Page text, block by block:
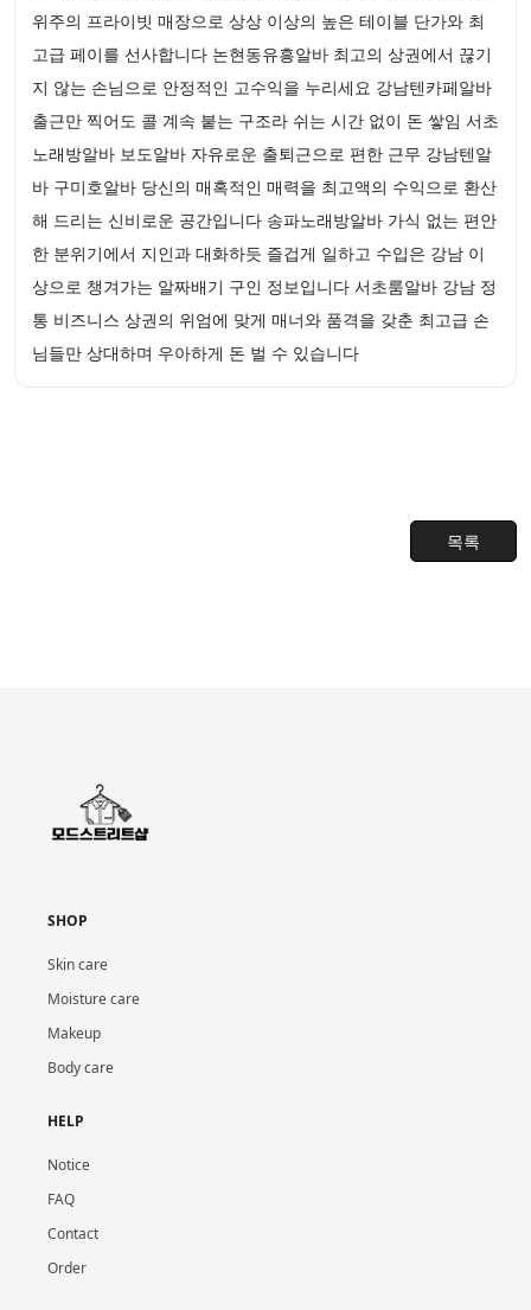
위주의 프라이빗 매장으로 상상 이상의 높은 테이블 단가와 최
고급 페이를 선사합니다 논현동유흥알바 최고의 상권에서 끊기
지 않는 손님으로 안정적인 고수익을 누리세요 강남텐카페알바
출근만 찍어도 콜 계속 붙는 구조라 쉬는 시간 없이 돈 쌓임 서초
노래방알바 보도알바 자유로운 출퇴근으로 편한 근무 강남텐알
바 구미호알바 당신의 매혹적인 매력을 최고액의 수익으로 환산
해 드리는 신비로운 공간입니다 송파노래방알바 가식 없는 편안
한 분위기에서 지인과 대화하듯 즐겁게 일하고 수입은 강남 이
상으로 챙겨가는 알짜배기 구인 정보입니다 서초룸알바 강남 정
통 비즈니스 상권의 위엄에 맞게 매너와 품격을 갖춘 최고급 손
님들만 상대하며 우아하게 돈 벌 수 있습니다
목록
SHOP
Skin care
Moisture care
Makeup
Body care
HELP
Notice
FAQ
Contact
Order